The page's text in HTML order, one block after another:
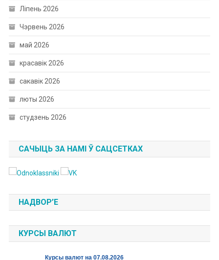
Ліпень 2026
Чэрвень 2026
май 2026
красавік 2026
сакавік 2026
люты 2026
студзень 2026
САЧЫЦЬ ЗА НАМІ Ў САЦСЕТКАХ
НАДВОР’Е
КУРСЫ ВАЛЮТ